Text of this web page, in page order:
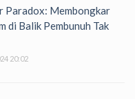
Paradox: Membongkar
di Balik Pembunuh Tak
20:02